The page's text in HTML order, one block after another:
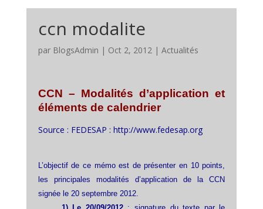
ccn modalite
par BlogsAdmin | Oct 2, 2012| Actualités
CCN – Modalités d’application et
éléments de calendrier
Source : FEDESAP : http://www.fedesap.org
L’objectif de ce mémo est de présenter en 10 points,
les principales modalités d’application de la CCN
signée le 20 septembre 2012.